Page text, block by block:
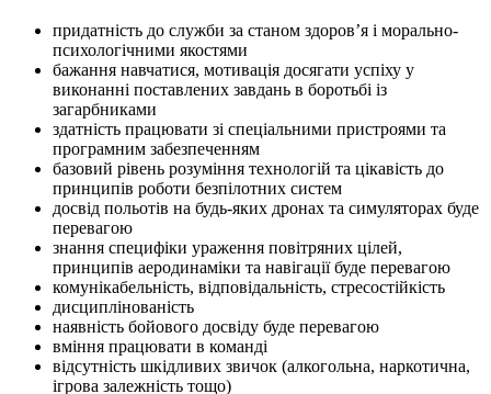
придатність до служби за станом здоров’я і морально-
психологічними якостями
бажання навчатися, мотивація досягати успіху у
виконанні поставлених завдань в боротьбі із
загарбниками
здатність працювати зі спеціальними пристроями та
програмним забезпеченням
базовий рівень розуміння технологій та цікавість до
принципів роботи безпілотних систем
досвід польотів на будь-яких дронах та симуляторах буде
перевагою
знання специфіки ураження повітряних цілей,
принципів аеродинаміки та навігації буде перевагою
комунікабельність, відповідальність, стресостійкість
дисциплінованість
наявність бойового досвіду буде перевагою
вміння працювати в команді
відсутність шкідливих звичок (алкогольна, наркотична,
ігрова залежність тощо)